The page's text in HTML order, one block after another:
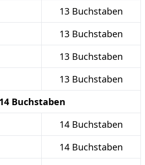
13 Buchstaben
13 Buchstaben
13 Buchstaben
13 Buchstaben
Buchstaben
14 Buchstaben
14 Buchstaben